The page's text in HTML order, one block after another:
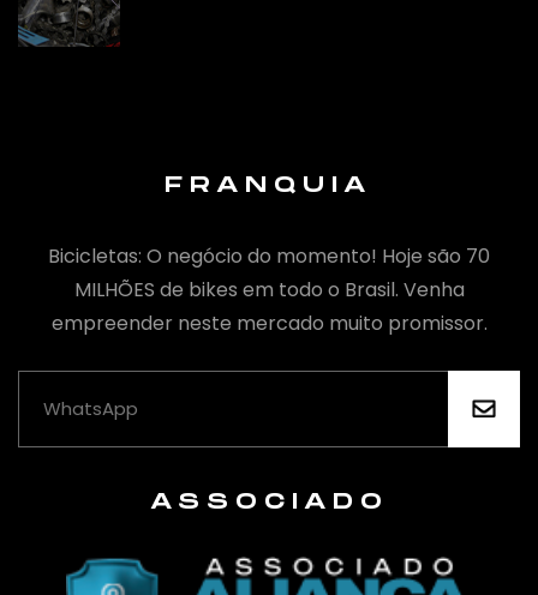
FRANQUIA
Bicicletas: O negócio do momento! Hoje são 70
MILHÕES de bikes em todo o Brasil. Venha
empreender neste mercado muito promissor.
ASSOCIADO